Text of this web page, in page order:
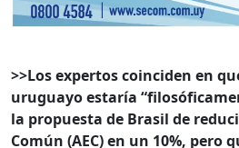
>>Los expertos coinciden en
uruguayo estaría
la propuesta de Brasil de
Común (AEC) en un 10%, pero